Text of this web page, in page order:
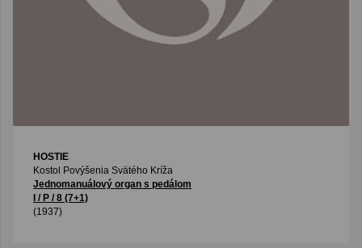
HOSTIE
Kostol Povýšenia Svätého Kríža
Jednomanuálový organ s pedálom
I / P / 8 (7+1)
(1937)